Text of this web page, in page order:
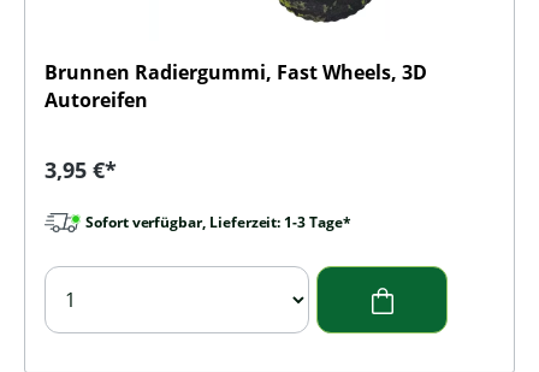
Brunnen Radiergummi, Fast Wheels, 3D
Autoreifen
Regulärer Preis:
3,95 €*
Sofort verfügbar, Lieferzeit: 1-3 Tage*